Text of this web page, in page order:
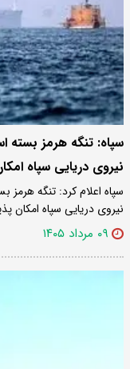
سپاه: تنگه هرمز بسته
نیروی دریایی سپاه
سپاه اعلام کرد: تنگه
نیروی دریایی سپاه امکان
۰۹ مرداد ۱۴۰۵